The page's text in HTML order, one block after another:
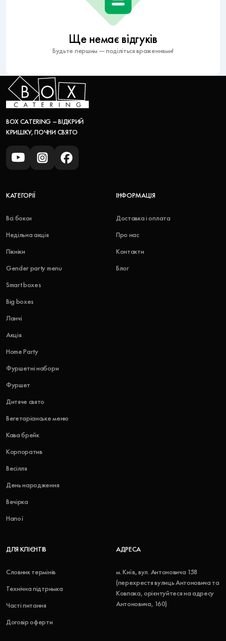
Ще немає відгуків
Будьте першим — поділіться враженнями!
BOX CATERING – ВІДКРИЙ
КРИШКУ, ПОЧНИ СВЯТО
КАТЕГОРІЇ
Всі бокси
Недільна акція
Пікніки
Gender party menu
Smart boxes
Big boxes
Ланчі
Акція
Home Party
Фуршетні набори
Фуршет
Дитяче свято
Вегетаріанське меню
Кава брейк
Корпоратив
Весілля
День народження
Вечірка
Напої
ІНФОРМАЦІЯ
Доставка і оплата
Про нас
Контакти
Блог
ДЛЯ КЛІЄНТІВ
Словник термінів
Технічна підтримка
Часті питання
Договір оферти
АДРЕСА
м. Київ, вул. Антоновича 158
(перехрестя вулиць Антоновича та
Ковпака, орієнтуйтеся на адресу
Антоновича, 160)